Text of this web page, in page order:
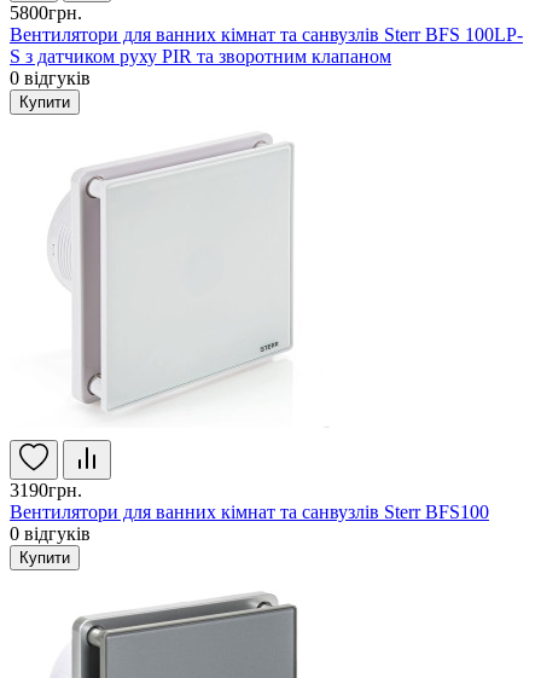
5800грн.
Вентилятори для ванних кімнат та санвузлів Sterr BFS 100LP-
S з датчиком руху PIR та зворотним клапаном
0 відгуків
Купити
3190грн.
Вентилятори для ванних кімнат та санвузлів Sterr BFS100
0 відгуків
Купити